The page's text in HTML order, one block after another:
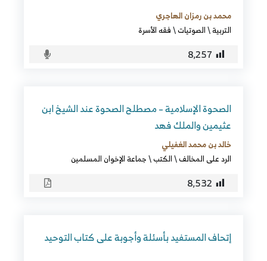
محمد بن رمزان الهاجري
التربية\الصوتيات\فقه الأسرة
8٬257
الصحوة الإسلامية – مصطلح الصحوة عند الشيخ ابن
عثيمين والملك فهد
خالد بن محمد الغفيلي
الرد على المخالف\الكتب\جماعة الإخوان المسلمين
8٬532
إتحاف المستفيد بأسئلة وأجوبة على كتاب التوحيد